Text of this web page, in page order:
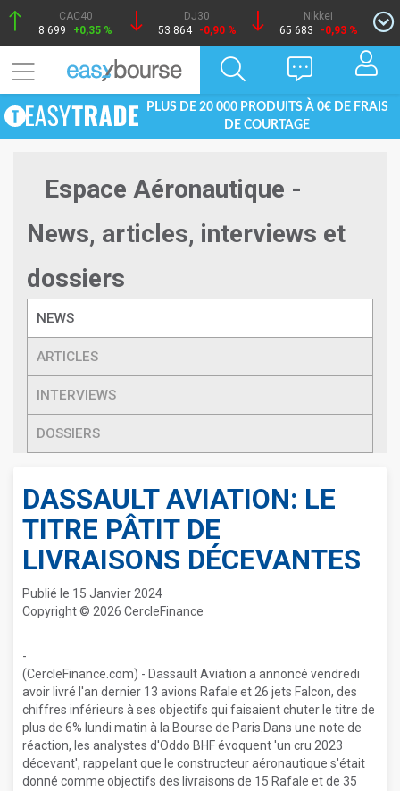
CAC40
8 699
+0,35 %
DJ30
53 864 -0,90 %
Nikkei
65 683
-0,93 %
PLUS DE 20 000 PRODUITS À 0€ DE FRAIS
DE COURTAGE
Espace Aéronautique -
News, articles, interviews et
dossiers
NEWS
ARTICLES
INTERVIEWS
DOSSIERS
DASSAULT AVIATION: LE
TITRE PÂTIT DE
LIVRAISONS DÉCEVANTES
Publié le 15 Janvier 2024
Copyright © 2026 CercleFinance
-
(CercleFinance.com) - Dassault Aviation a annoncé vendredi
avoir livré l'an dernier 13 avions Rafale et 26 jets Falcon, des
chiffres inférieurs à ses objectifs qui faisaient chuter le titre de
plus de 6% lundi matin à la Bourse de Paris.Dans une note de
réaction, les analystes d'Oddo BHF évoquent 'un cru 2023
décevant', rappelant que le constructeur aéronautique s'était
donné comme objectifs des livraisons de 15 Rafale et de 35